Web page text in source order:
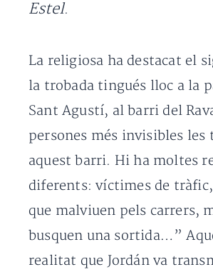
Estel.
La religiosa ha destacat el
la trobada tingués lloc a la
Sant Agustí, al barri del
persones més invisibles les
aquest barri. Hi ha moltes
diferents: víctimes de
que malviuen pels carrers,
busquen una sortida…”
realitat que Jordán va